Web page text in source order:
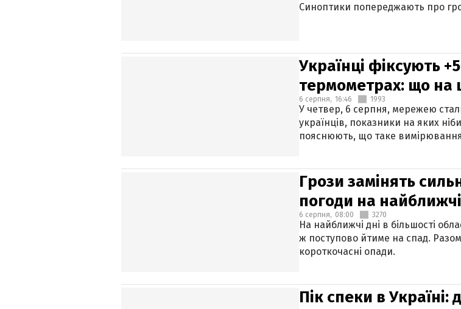
Синоптики попереджають про
Українці фіксують
термометрах: що на
6 серпня, 16:46 1993
У четвер, 6 серпня, мережею
українців, показники на яких
пояснюють, що таке
Грози замінять
погоди на
6 серпня, 08:00 3270
На найближчі дні в більшості
ж поступово йтиме на спад.
короткочасні опади.
Пік спеки в Україні: